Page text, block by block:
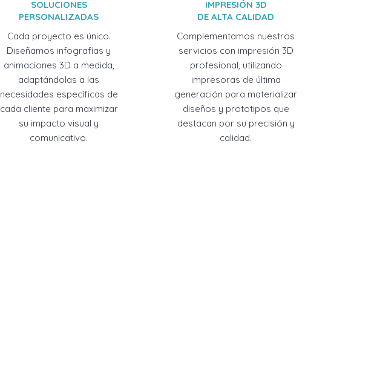
SOLUCIONES
PERSONALIZADAS
Cada proyecto es único.
Diseñamos infografías y
animaciones 3D a medida,
adaptándolas a las
necesidades específicas de
cada cliente para maximizar
su impacto visual y
comunicativo.
IMPRESIÓN 3D
DE ALTA CALIDAD
Complementamos nuestros
servicios con impresión 3D
profesional, utilizando
impresoras de última
generación para materializar
diseños y prototipos que
destacan por su precisión y
calidad.